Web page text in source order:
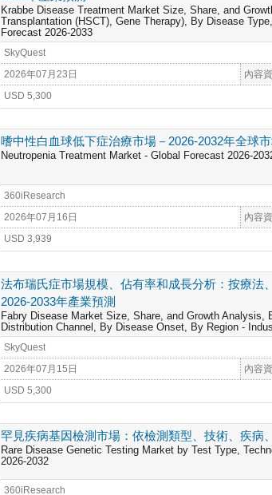
Krabbe Disease Treatment Market Size, Share, and
Transplantation (HSCT), Gene Therapy), By Disease
Forecast 2026-2033
SkyQuest
2026年07月23日 內容
USD 5,300
嗜中性白血球低下症治療市場－2026-2032年全球
Neutropenia Treatment Market - Global Forecast 2026-
360iResearch
2026年07月16日 內容
USD 3,939
法布瑞氏症市場規模、佔有率和成長分析：按療法
2026-2033年產業預測
Fabry Disease Market Size, Share, and Growth
Distribution Channel, By Disease Onset, By Region -
SkyQuest
2026年07月15日 內容
USD 5,300
罕見疾病基因檢測市場：依檢測類型、技術、疾病
Rare Disease Genetic Testing Market by Test Type,
2026-2032
360iResearch